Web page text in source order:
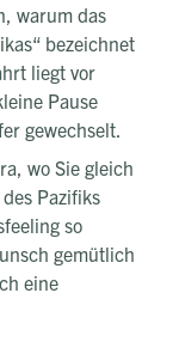
warum das
bezeichnet
liegt vor
Pause
gewechselt.
wo Sie gleich
Pazifiks
so
gemütlich
eine